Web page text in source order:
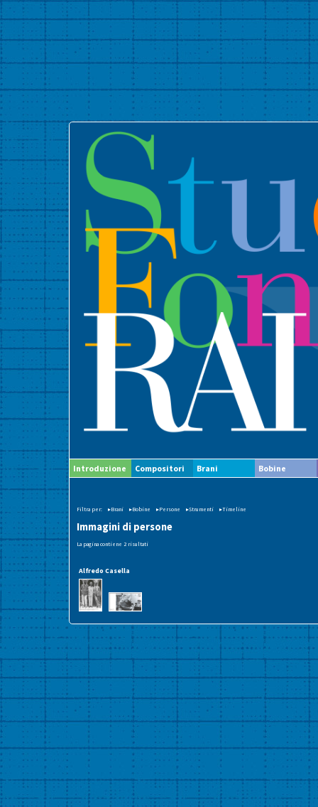
Introduzione Compositori Brani Bobine
Filtra per: ▸Brani ▸Bobine ▸Persone ▸Strumenti ▸Timeline
Immagini di persone
La pagina contiene 2 risultati
Alfredo Casella